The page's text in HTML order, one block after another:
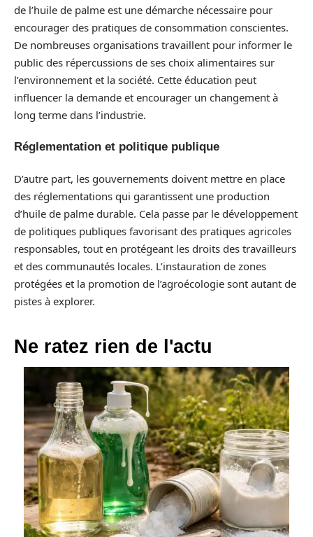
de l’huile de palme est une démarche nécessaire pour
encourager des pratiques de consommation conscientes.
De nombreuses organisations travaillent pour informer le
public des répercussions de ses choix alimentaires sur
l’environnement et la société. Cette éducation peut
influencer la demande et encourager un changement à
long terme dans l’industrie.
Réglementation et politique publique
D’autre part, les gouvernements doivent mettre en place
des réglementations qui garantissent une production
d’huile de palme durable. Cela passe par le développement
de politiques publiques favorisant des pratiques agricoles
responsables, tout en protégeant les droits des travailleurs
et des communautés locales. L’instauration de zones
protégées et la promotion de l’agroécologie sont autant de
pistes à explorer.
Ne ratez rien de l'actu